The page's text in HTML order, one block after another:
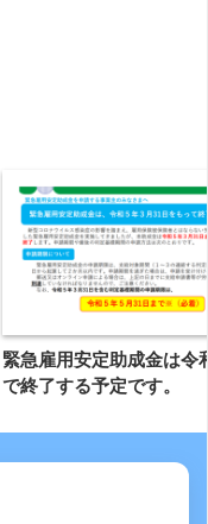
緊急雇用安定助成金は令
で終了する予定です。